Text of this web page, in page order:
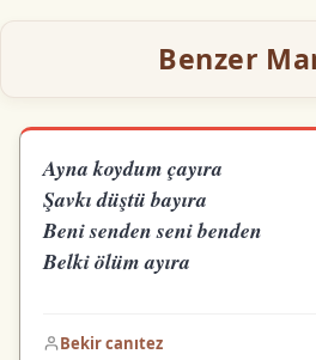
Benzer
Ayna koydum çayıra
Şavkı düştü bayıra
Beni senden seni benden
Belki ölüm ayıra
Bekir canıtez